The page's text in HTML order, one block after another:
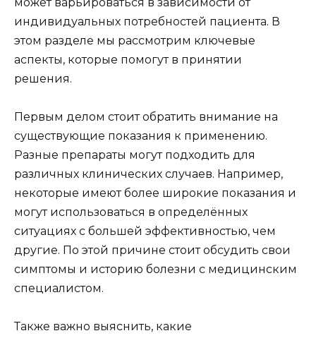
индивидуальных потребностей пациента. В
этом разделе мы рассмотрим ключевые
аспекты, которые помогут в принятии
решения.
Первым делом стоит обратить внимание на
существующие показания к применению.
Разные препараты могут подходить для
различных клинических случаев. Например,
некоторые имеют более широкие показания и
могут использоваться в определённых
ситуациях с большей эффективностью, чем
другие. По этой причине стоит обсудить свои
симптомы и историю болезни с медицинским
специалистом.
Также важно выяснить, какие